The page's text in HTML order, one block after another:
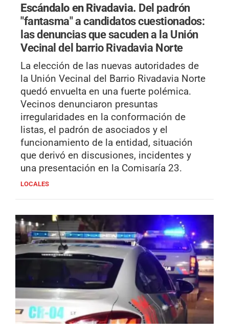
Escándalo en Rivadavia. Del padrón
"fantasma" a candidatos cuestionados:
las denuncias que sacuden a la Unión
Vecinal del barrio Rivadavia Norte
La elección de las nuevas autoridades de
la Unión Vecinal del Barrio Rivadavia Norte
quedó envuelta en una fuerte polémica.
Vecinos denunciaron presuntas
irregularidades en la conformación de
listas, el padrón de asociados y el
funcionamiento de la entidad, situación
que derivó en discusiones, incidentes y
una presentación en la Comisaría 23.
LOCALES